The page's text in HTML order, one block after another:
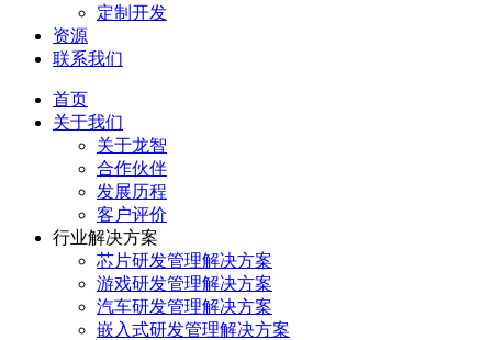
定制开发
资源
联系我们
首页
关于我们
关于龙智
合作伙伴
发展历程
客户评价
行业解决方案
芯片研发管理解决方案
游戏研发管理解决方案
汽车研发管理解决方案
嵌入式研发管理解决方案